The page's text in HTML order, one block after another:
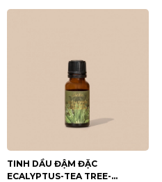
TINH DẦU ĐẬM ĐẶC
ECALYPTUS-TEA TREE-